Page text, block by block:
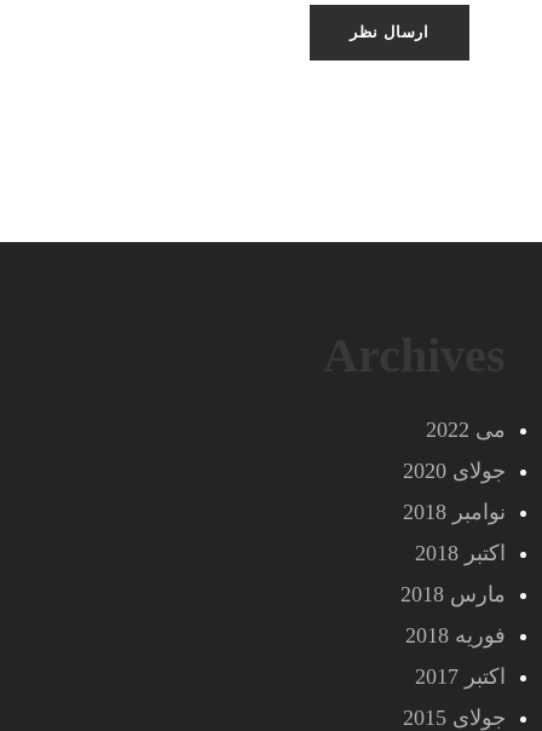
می 2022
جولای 2020
نوامبر 2018
اکتبر 2018
مارس 2018
فوریه 2018
اکتبر 2017
جولای 2015